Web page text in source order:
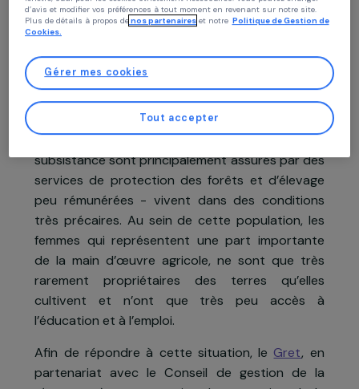
Projet soutenu en 2021 : Femmes & Environnement
Présentation du projet
Au Nord du Vietnam, dans la réserve naturelle
Pu Luong (17 hectares de forêts), les
ethniques Thaï et Muong - dont les moyens
subsistance sont principalement assurés par
services de protection des forêts et
peu rémunérées - vivent dans des
très précaires. Au sein de cette population,
femmes qui représentent une part
de la main d’œuvre agricole, ne sont que
contenus personnalisés adaptés à votre profil et de fonctionnalités
performantes, des publicités au plus près de vos besoins, et de collecter des
données de trafic pour améliorer la qualité de notre site.
«Continuer sans accepter» valant refus, en cliquant sur les boutons de cette
fenêtre, sauf pour les cookies strictement nécessaires. Vous pouvez changer
d’avis et modifier vos préférences à tout moment en revenant sur notre site.
Plus de détails à propos denos partenaireset notre Politique de Gestion
Cookies.
Gérer mes cookies